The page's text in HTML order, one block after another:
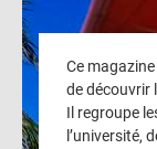
Ce
de découvrir
Il regroupe
l’université,